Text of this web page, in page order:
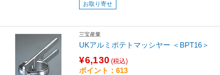
お取り寄せ
三宝産業
UKアルミポテトマッシヤー ＜BPT16＞
¥6,130 (税込)
ポイント：613